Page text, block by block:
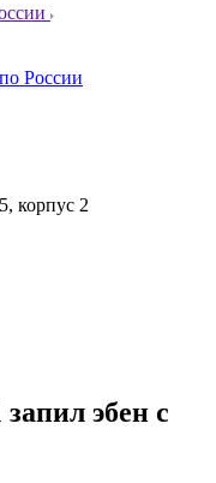
России
корпус 2
эбен с